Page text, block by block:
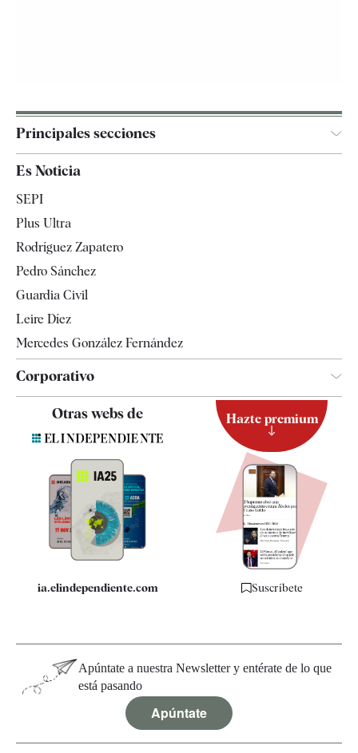
Principales secciones
España
Televisión
Es Noticia
SEPI
Plus Ultra
Rodríguez Zapatero
Pedro Sánchez
Guardia Civil
Leire Díez
Mercedes González Fernández
Corporativo
Contacto
Quiénes somos
Especificaciones
Otras webs de
ia.elindependiente.com
Hazte premium
Suscríbete
Apúntate a nuestra Newsletter y entérate de lo que
está pasando
Apúntate